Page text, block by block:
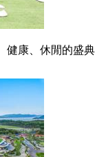
健康、休閒的盛典